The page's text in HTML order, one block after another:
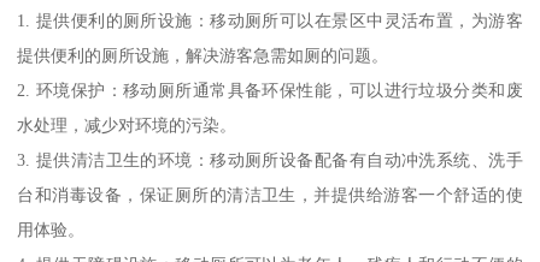
1. 提供便利的厕所设施：移动厕所可以在景区中灵活布置，为游客
提供便利的厕所设施，解决游客急需如厕的问题。
2. 环境保护：移动厕所通常具备环保性能，可以进行垃圾分类和废
水处理，减少对环境的污染。
3. 提供清洁卫生的环境：移动厕所设备配备有自动冲洗系统、洗手
台和消毒设备，保证厕所的清洁卫生，并提供给游客一个舒适的使
用体验。